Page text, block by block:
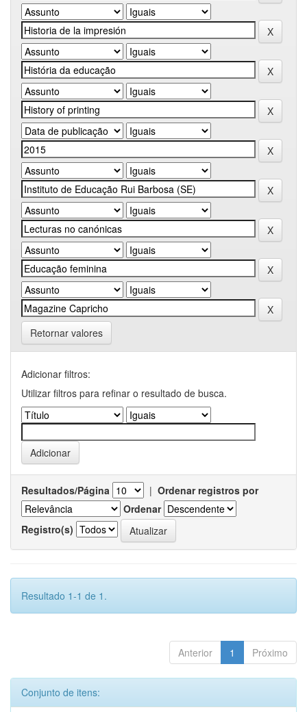
Retornar valores
Adicionar filtros:
Utilizar filtros para refinar o resultado de busca.
Resultados/Página | Ordenar registros por
Ordenar
Registro(s)
Resultado 1-1 de 1.
Anterior 1 Próximo
Conjunto de itens: